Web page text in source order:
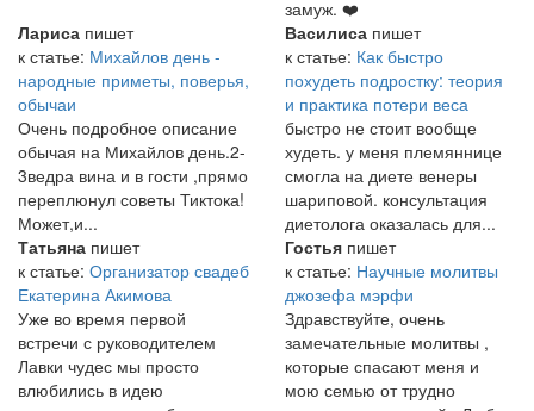
замуж. ❤️
Лариса пишет
к статье: Михайлов день -
народные приметы, поверья,
обычаи
Очень подробное описание
обычая на Михайлов день.2-
3ведра вина и в гости ,прямо
переплюнул советы Тиктока!
Может,и...
Василиса пишет
к статье: Как быстро
похудеть подростку: теория
и практика потери веса
быстро не стоит вообще
худеть. у меня племяннице
смогла на диете венеры
шариповой. консультация
диетолога оказалась для...
Татьяна пишет
к статье: Организатор свадеб
Екатерина Акимова
Уже во время первой
встречи с руководителем
Лавки чудес мы просто
влюбились в идею
Гостья пишет
к статье: Научные молитвы
джозефа мэрфи
Здравствуйте, очень
замечательные молитвы ,
которые спасают меня и
мою семью от трудно